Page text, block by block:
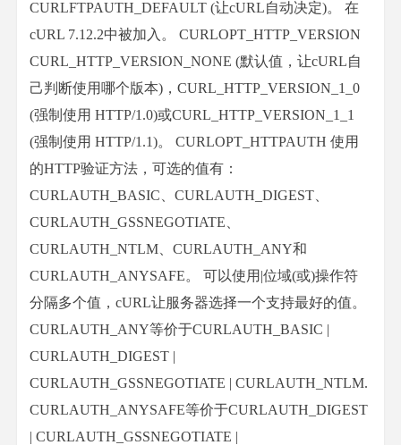
CURLFTPAUTH_DEFAULT (让cURL自动决定)。 在
cURL 7.12.2中被加入。 CURLOPT_HTTP_VERSION
CURL_HTTP_VERSION_NONE (默认值，让cURL自
己判断使用哪个版本)，CURL_HTTP_VERSION_1_0
(强制使用 HTTP/1.0)或CURL_HTTP_VERSION_1_1
(强制使用 HTTP/1.1)。 CURLOPT_HTTPAUTH 使用
的HTTP验证方法，可选的值有：
CURLAUTH_BASIC、CURLAUTH_DIGEST、
CURLAUTH_GSSNEGOTIATE、
CURLAUTH_NTLM、CURLAUTH_ANY和
CURLAUTH_ANYSAFE。 可以使用|位域(或)操作符
分隔多个值，cURL让服务器选择一个支持最好的值。
CURLAUTH_ANY等价于CURLAUTH_BASIC |
CURLAUTH_DIGEST |
CURLAUTH_GSSNEGOTIATE | CURLAUTH_NTLM.
CURLAUTH_ANYSAFE等价于CURLAUTH_DIGEST
| CURLAUTH_GSSNEGOTIATE |